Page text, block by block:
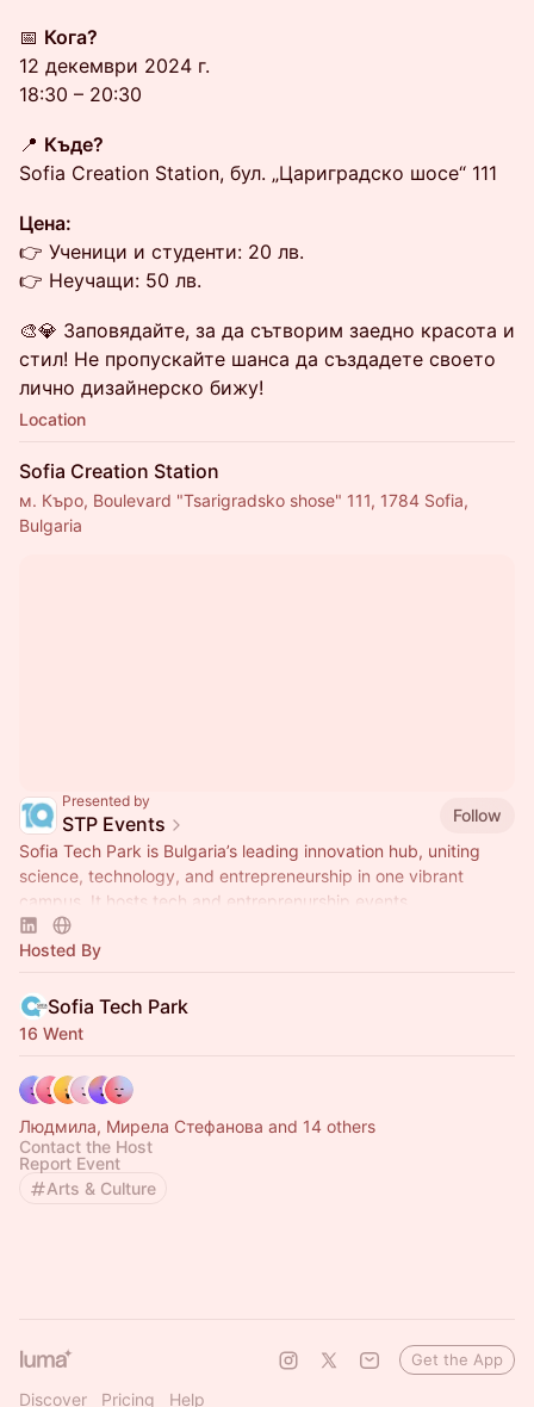
📅 Кога?
12 декември 2024 г.
18:30 – 20:30
📍 Къде?
Sofia Creation Station, бул. „Цариградско шосе“ 111
Цена:
👉 Ученици и студенти: 20 лв.
👉 Неучащи: 50 лв.
🎨💎 Заповядайте, за да сътворим заедно красота и
стил! Не пропускайте шанса да създадете своето
лично дизайнерско бижу!
Location
Sofia Creation Station
м. Къро, Boulevard "Tsarigradsko shose" 111, 1784 Sofia,
Bulgaria
Presented by
STP Events
Follow
Sofia Tech Park is Bulgaria’s leading innovation hub, uniting
science, technology, and entrepreneurship in one vibrant
campus. It hosts tech and entreprenurship events.
Hosted By
Sofia Tech Park
16 Went
Людмила, Мирела Стефанова and 14 others
Contact the Host
Report Event
Arts & Culture
Discover Pricing Help
Get the App